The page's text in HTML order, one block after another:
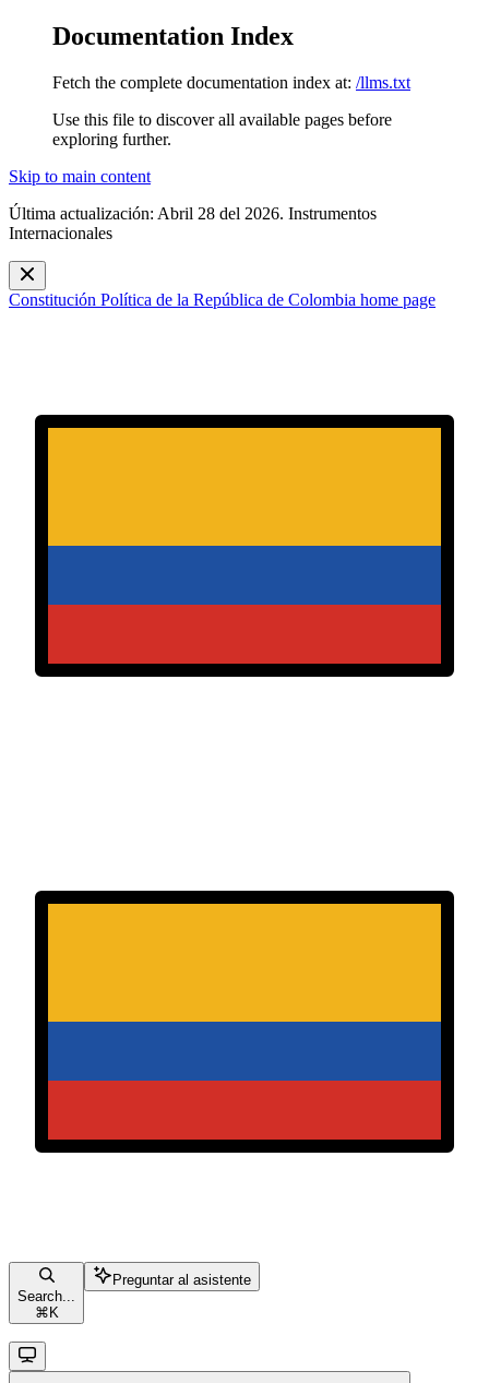
Documentation Index
Fetch the complete documentation index at: /llms.txt
Use this file to discover all available pages before
exploring further.
Skip to main content
Última actualización: Abril 28 del 2026. Instrumentos
Internacionales
Constitución Política de la República de Colombia home page
Search...
⌘ K
Preguntar al asistente